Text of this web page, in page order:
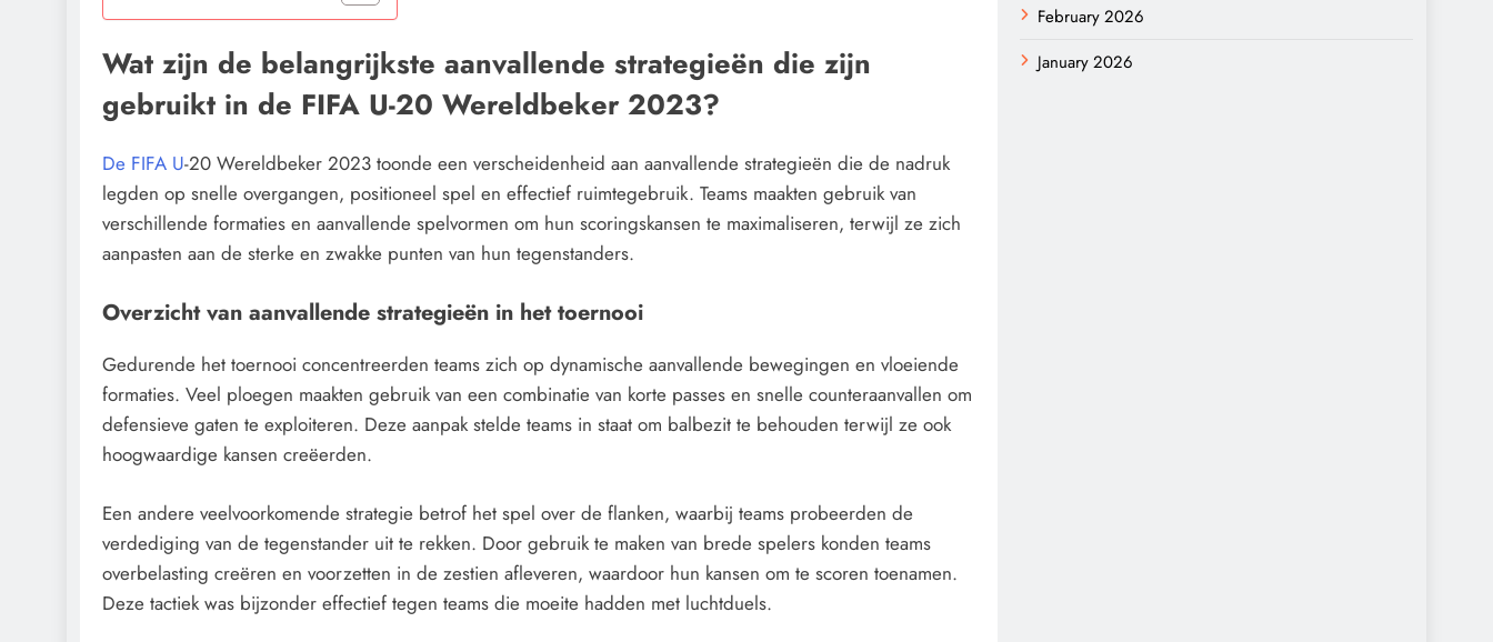
Wat zijn de belangrijkste aanvallende strategieën die zijn
gebruikt in de FIFA U-20 Wereldbeker 2023?
De FIFA U-20 Wereldbeker 2023 toonde een verscheidenheid aan aanvallende strategieën die de nadruk
legden op snelle overgangen, positioneel spel en effectief ruimtegebruik. Teams maakten gebruik van
verschillende formaties en aanvallende spelvormen om hun scoringskansen te maximaliseren, terwijl ze zich
aanpasten aan de sterke en zwakke punten van hun tegenstanders.
Overzicht van aanvallende strategieën in het toernooi
Gedurende het toernooi concentreerden teams zich op dynamische aanvallende bewegingen en vloeiende
formaties. Veel ploegen maakten gebruik van een combinatie van korte passes en snelle counteraanvallen om
defensieve gaten te exploiteren. Deze aanpak stelde teams in staat om balbezit te behouden terwijl ze ook
hoogwaardige kansen creëerden.
Een andere veelvoorkomende strategie betrof het spel over de flanken, waarbij teams probeerden de
verdediging van de tegenstander uit te rekken. Door gebruik te maken van brede spelers konden teams
overbelasting creëren en voorzetten in de zestien afleveren, waardoor hun kansen om te scoren toenamen.
Deze tactiek was bijzonder effectief tegen teams die moeite hadden met luchtduels.
February 2026
January 2026